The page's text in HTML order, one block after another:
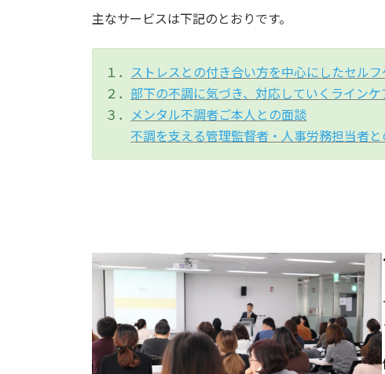
主なサービスは下記のとおりです。
１．
ストレスとの付き合い方を中心にしたセル
２． 部下の不調に気づき、対応していくラインケ
３．
メンタル不調者ご本人との面談
不調を支える管理監督者・人事労務担当者